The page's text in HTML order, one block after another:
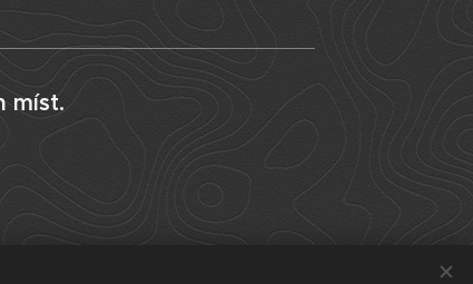
míst.